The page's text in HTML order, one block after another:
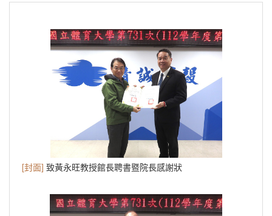
[封面] 致黃永旺教授館長聘書暨院長感謝狀